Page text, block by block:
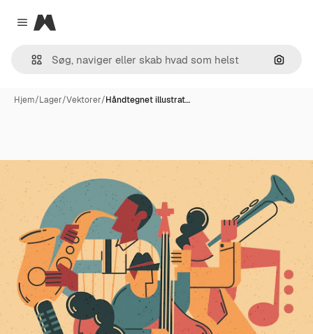
Close menu
Magnific
Søg
Hjem/Lager/Vektorer/Håndtegnet illustrat…